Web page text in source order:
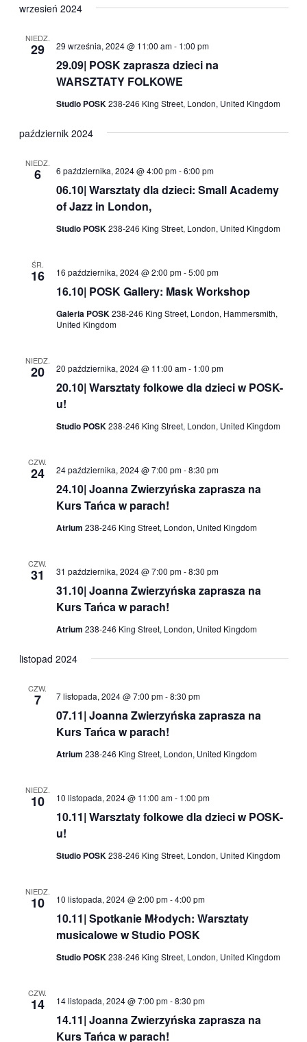
wrzesień 2024
NIEDZ.
29
29.09| POSK zaprasza dzieci na
WARSZTATY FOLKOWE
29 września, 2024 @ 11:00 am- 1:00 pm
Studio POSK238-246 King Street, London, United Kingdom
październik 2024
NIEDZ.
6
06.10| Warsztaty dla dzieci: Small Academy
of Jazz in London,
6 października, 2024 @ 4:00 pm-6:00 pm
Studio POSK238-246 King Street, London, United Kingdom
ŚR.
16
16.10| POSK Gallery: Mask Workshop
16 października, 2024 @ 2:00 pm-5:00 pm
Galeria POSK238-246 King Street, London, Hammersmith,
United Kingdom
NIEDZ.
20
20.10| Warsztaty folkowe dla dzieci w POSK-
u!
20 października, 2024 @ 11:00 am- 1:00 pm
Studio POSK238-246 King Street, London, United Kingdom
CZW.
24
24.10| Joanna Zwierzyńska zaprasza na
Kurs Tańca w parach!
24 października, 2024 @ 7:00 pm-8:30 pm
Atrium 238-246 King Street, London, United Kingdom
CZW.
31
31.10| Joanna Zwierzyńska zaprasza na
Kurs Tańca w parach!
31 października, 2024 @ 7:00 pm-8:30 pm
Atrium 238-246 King Street, London, United Kingdom
listopad 2024
CZW.
7
07.11| Joanna Zwierzyńska zaprasza na
Kurs Tańca w parach!
7 listopada, 2024 @ 7:00 pm-8:30 pm
Atrium 238-246 King Street, London, United Kingdom
NIEDZ.
10
10.11| Warsztaty folkowe dla dzieci w POSK-
u!
10 listopada, 2024 @ 11:00 am- 1:00 pm
Studio POSK238-246 King Street, London, United Kingdom
NIEDZ.
10
10.11| Spotkanie Młodych: Warsztaty
musicalowe w Studio POSK
10 listopada, 2024 @ 2:00 pm-4:00 pm
Studio POSK238-246 King Street, London, United Kingdom
CZW.
14
14.11| Joanna Zwierzyńska zaprasza na
Kurs Tańca w parach!
14 listopada, 2024 @ 7:00 pm-8:30 pm